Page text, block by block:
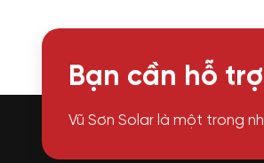
Bạn cần hỗ
Vũ Sơn Solar là một trong